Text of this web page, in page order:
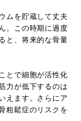
ムを貯蔵して丈夫
。この時期に過度
と、将来的な骨量
とで細胞が活性化
力が低下するのは
えます。さらにア
粗鬆症のリスクを